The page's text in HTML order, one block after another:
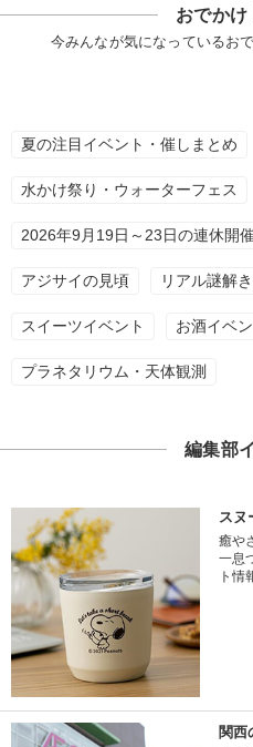
おでかけ
今みんなが気になっているお
夏の注目イベント・催しまとめ
水かけ祭り・ウォーターフェス
2026年9月19日～23日の連休開
アジサイの見頃 リアル謎解
スイーツイベント お酒イベ
プラネタリウム・天体観測
編集部
スヌ
癒や
一息
ト情
関西